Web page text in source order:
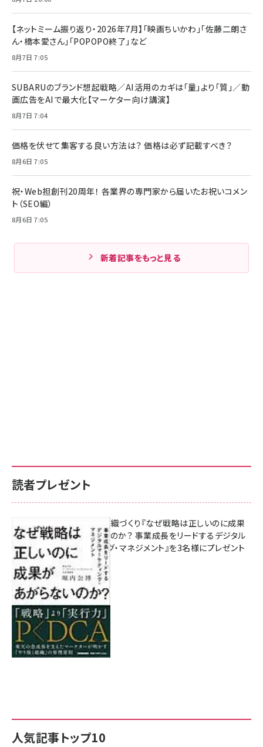
【ネットミーム振り返り・2026年7月】「映画ちいかわ」「佐藤二朗さ
ん・橋本愛さん」「POPOPO終了」など
8月7日 7:05
SUBARUのブランド想起戦略／AI活用のカギは「量」より「質」／動
画広告をAIで最大化【マーケター向け講演】
8月7日 7:04
価格を伏せて集客する良い方法は？ 価格は必ず記載すべき？
8月6日 7:05
祝・Web担創刊20周年！ 各業界の専門家から届いたお祝いコメン
ト（SEO編）
8月6日 7:05
新着記事をもっと見る
人気記事トップ10
読者プレゼント
成果を生む組織づくり『なぜ戦略は正しいのに成果
があがらないのか？ 事業成長をリードするデジタル
マーケティング・マネジメント』を3名様にプレゼント
8月7日 10:00